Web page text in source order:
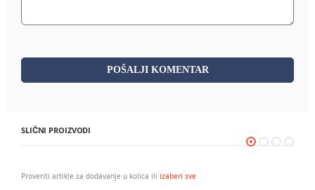
POŠALJI KOMENTAR
SLIČNI PROIZVODI
Proveriti artikle za dodavanje u kolica ili izaberi sve